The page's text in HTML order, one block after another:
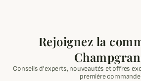
Rejoignez la
Conseils d'experts, nouveautés et offres
première